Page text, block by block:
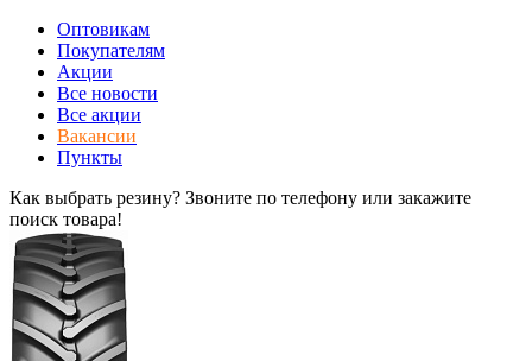
Оптовикам
Покупателям
Акции
Все новости
Все акции
Вакансии
Пункты
Как выбрать резину? Звоните по телефону или закажите
поиск товара!